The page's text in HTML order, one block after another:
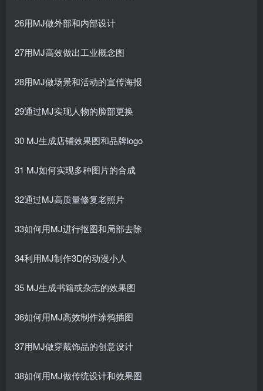
26用MJ做外部和内部设计
27用MJ高效做出工业概念图
28用MJ做场景和活动的宣传海报
29通过MJ实现人物的脸部更换
30 MJ生成店铺效果图和品牌logo
31 MJ如何实现多种图片的合成
32通过MJ高质量修复老照片
33如何用MJ进行抠图和局部去除
34利用MJ制作3D的动漫小人
35 MJ生成书籍或杂志的效果图
36如何用MJ高效制作涂鸦插图
37用MJ做穿戴饰品的创意设计
38如何用MJ做传统设计和效果图